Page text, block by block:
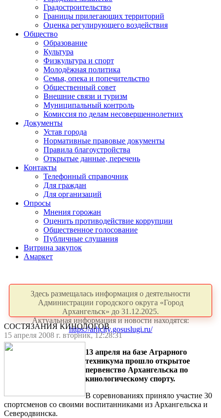
Градостроительство
Границы прилегающих территорий
Оценка регулирующего воздействия
Общество
Образование
Культура
Физкультура и спорт
Молодёжная политика
Семья, опека и попечительство
Общественный совет
Внешние связи и туризм
Муниципальный контроль
Комиссия по делам несовершеннолетних
Документы
Устав города
Нормативные правовые документы
Правила благоустройства
Открытые данные, перечень
Контакты
Телефонный справочник
Для граждан
Для организаций
Опросы
Мнения горожан
Оценить противодействие коррупции
Общественное голосование
Публичные слушания
Витрина закупок
Амаркет
Здесь размещалась информация о деятельности
Администрации городского округа «Город
Архангельск» до 31.12.2025.
Актуальная информация и новости находятся:
https://arhcity.gosuslugi.ru/
СОСТЯЗАНИЯ КИНОЛОГОВ
15 апреля 2008 г. вторник, 12:28:31
13 апреля на базе Аграрного
техникума прошло открытое
первенство Архангельска по
кинологическому спорту.
В соревнованиях приняло участие 30
спортсменов со своими воспитанниками из Архангельска и
Северодвинска.